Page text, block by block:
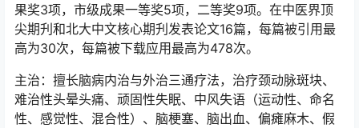
果奖3项，市级成果一等奖5项，二等奖9项。在中医界顶
尖期刋和北大中文核心期刋发表论文16篇，每篇被引用最
高为30次，每篇被下载应用最高为478次。
主治：擅长脑病内治与外治三通疗法，治疗颈动脉斑块、
难治性头晕头痛、顽固性失眠、中风失语（运动性、命名
性、感觉性、混合性）、脑梗塞、脑出血、偏瘫麻木、假